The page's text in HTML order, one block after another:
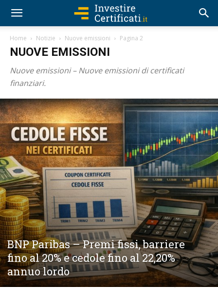
Home Notizie Nuove emissioni Pagina 2
NUOVE EMISSIONI
Nuove emissioni – Nuove emissioni di certificati
finanziari.
BNP Paribas – Premi fissi, barriere
fino al 20% e cedole fino al 22,20%
annuo lordo